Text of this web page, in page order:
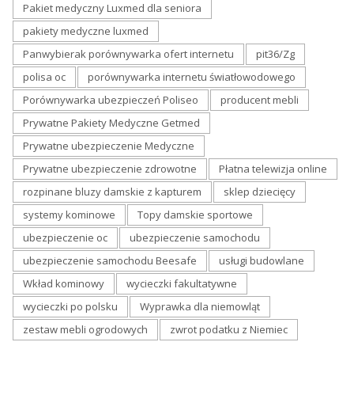
Pakiet medyczny Luxmed dla seniora
pakiety medyczne luxmed
Panwybierak porównywarka ofert internetu
pit36/Zg
polisa oc
porównywarka internetu światłowodowego
Porównywarka ubezpieczeń Poliseo
producent mebli
Prywatne Pakiety Medyczne Getmed
Prywatne ubezpieczenie Medyczne
Prywatne ubezpieczenie zdrowotne
Płatna telewizja online
rozpinane bluzy damskie z kapturem
sklep dziecięcy
systemy kominowe
Topy damskie sportowe
ubezpieczenie oc
ubezpieczenie samochodu
ubezpieczenie samochodu Beesafe
usługi budowlane
Wkład kominowy
wycieczki fakultatywne
wycieczki po polsku
Wyprawka dla niemowląt
zestaw mebli ogrodowych
zwrot podatku z Niemiec